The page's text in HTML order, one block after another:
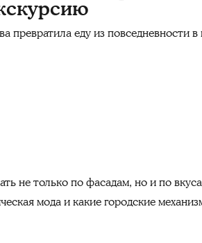
превратила еду из повседневности
не только по фасадам, но и по
мода и какие городские